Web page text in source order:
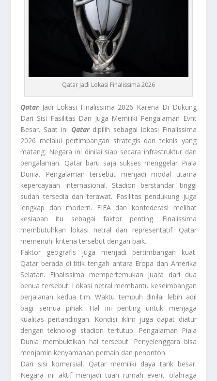
Qatar Jadi Lokasi Finalissima 2026
QatarJadi Lokasi Finalissima 2026 Karena Di Dukung
Dari Sisi Fasilitas Dan Juga Memiliki Pengalaman Evnt
Besar. Saat ini Qatardipilih sebagai lokasi Finalissima
2026 melalui pertimbangan strategis dan teknis yang
matang. Negara ini dinilai siap secara infrastruktur dan
pengalaman. Qatar baru saja sukses menggelar Piala
Dunia. Pengalaman tersebut menjadi modal utama
kepercayaan internasional. Stadion berstandar tinggi
sudah tersedia dan terawat. Fasilitas pendukung juga
lengkap dan modern. FIFA dan konfederasi melihat
kesiapan itu sebagai faktor penting. Finalissima
membutuhkan lokasi netral dan representatif. Qatar
memenuhi kriteria tersebut dengan baik.
Faktor geografis juga menjadi pertimbangan kuat.
Qatar berada di titik tengah antara Eropa dan Amerika
Selatan. Finalissima mempertemukan juara dari dua
benua tersebut. Lokasi netral membantu keseimbangan
perjalanan kedua tim. Waktu tempuh dinilai lebih adil
bagi semua pihak. Hal ini penting untuk menjaga
kualitas pertandingan. Kondisi iklim juga dapat diatur
dengan teknologi stadion tertutup. Pengalaman Piala
Dunia membuktikan hal tersebut. Penyelenggara bisa
menjamin kenyamanan pemain dan penonton.
Dari sisi komersial, Qatar memiliki daya tarik besar.
Negara ini aktif menjadi tuan rumah event olahraga